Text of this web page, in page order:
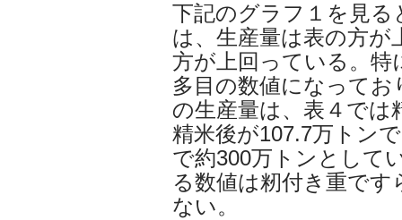
下記のグラフ１を見る
は、生産量は表の方
方が上回っている。特
多目の数値になってお
の生産量は、表４では
精米後が107.7万トン
で約300万トンとして
る数値は籾付き重で
ない。